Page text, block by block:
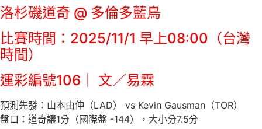
洛杉磯道奇 @ 多倫多藍鳥
比賽時間：2025/11/1 早上08:00（台灣
時間）
運彩編號106｜ 文／易霖
預測先發：山本由伸（LAD） vs Kevin Gausman（TOR）
盤口：道奇讓1分（國際盤 -144），大小分7.5分